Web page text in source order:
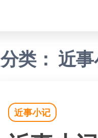
分类：近
近事小记